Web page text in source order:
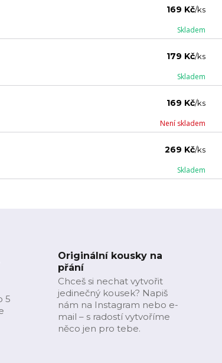
169 Kč/ks
Skladem
179 Kč/ks
Skladem
169 Kč/ks
Není skladem
269 Kč/ks
Skladem
5
Originální kousky na
přání
Chceš si nechat vytvořit
jedinečný kousek? Napiš
nám na Instagram nebo e-
mail – s radostí vytvoříme
něco jen pro tebe.